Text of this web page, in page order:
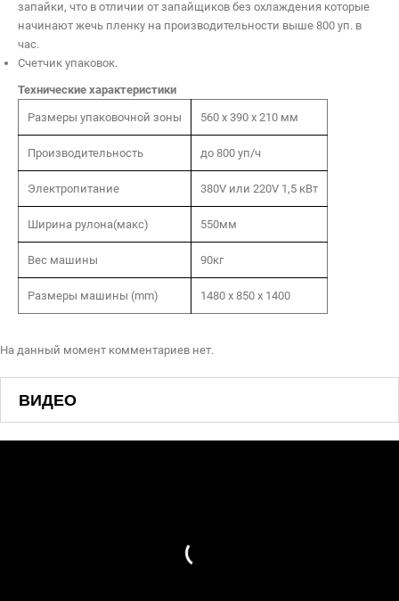
запайки, что в отличии от запайщиков без охлаждения которые
начинают жечь пленку на производительности выше 800 уп. в
час.
Cчетчик упаковок.
Технические характеристики
Размеры упаковочной зоны 560 x 390 x 210 мм
Производительность до 800 уп/ч
Электропитание 380V или 220V 1,5 кВт
Ширина рулона(макс) 550мм
Вес машины 90кг
Размеры машины (mm) 1480 х 850 х 1400
На данный момент комментариев нет.
ВИДЕО